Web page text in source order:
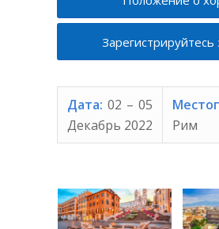
Зарегистрируйтесь
Дата: 02 – 05
Декабрь 2022
Рим